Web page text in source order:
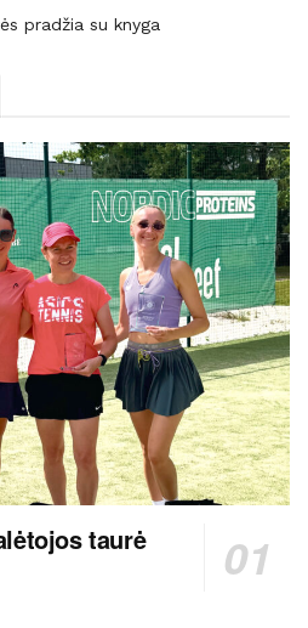
pradžia su knyga
taurė